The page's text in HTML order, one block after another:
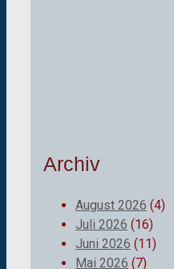
Archiv
August 2026 (4)
Juli 2026 (16)
Juni 2026 (11)
Mai 2026 (7)